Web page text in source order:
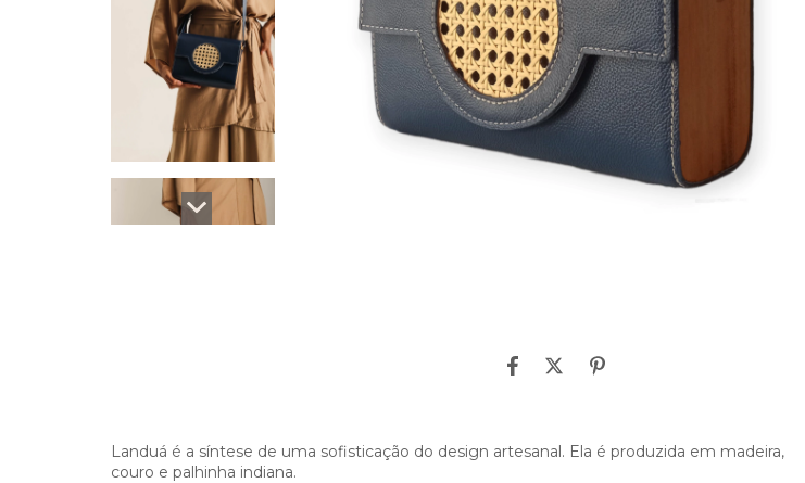
Landuá é a síntese de uma sofisticação do design artesanal. Ela é produzida em madeira,
couro e palhinha indiana.